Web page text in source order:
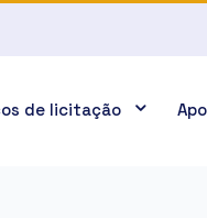
de licitação